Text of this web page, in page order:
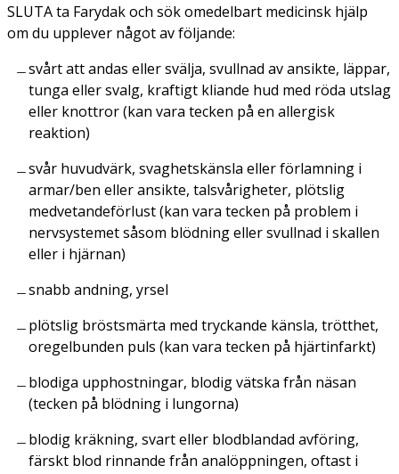
SLUTA ta Farydak och sök omedelbart medicinsk hjälp
om du upplever något av följande:
svårt att andas eller svälja, svullnad av ansikte, läppar,
tunga eller svalg, kraftigt kliande hud med röda utslag
eller knottror (kan vara tecken på en allergisk
reaktion)
svår huvudvärk, svaghetskänsla eller förlamning i
armar/ben eller ansikte, talsvårigheter, plötslig
medvetandeförlust (kan vara tecken på problem i
nervsystemet såsom blödning eller svullnad i skallen
eller i hjärnan)
snabb andning, yrsel
plötslig bröstsmärta med tryckande känsla, trötthet,
oregelbunden puls (kan vara tecken på hjärtinfarkt)
blodiga upphostningar, blodig vätska från näsan
(tecken på blödning i lungorna)
blodig kräkning, svart eller blodblandad avföring,
färskt blod rinnande från analöppningen, oftast i